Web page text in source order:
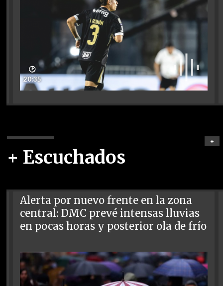
🕑
20:35
+ Escuchados
+
Alerta por nuevo frente en la zona
central: DMC prevé intensas lluvias
en pocas horas y posterior ola de frío